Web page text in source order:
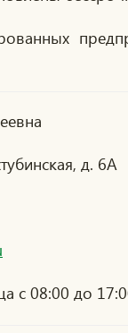
д. 6А
с 08:00 до